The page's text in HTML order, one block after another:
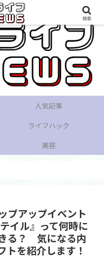
人気記事
ライフハック
美容
プアップイベント
イル』って何時に
る？ 気になる内
トを紹介します！
検索